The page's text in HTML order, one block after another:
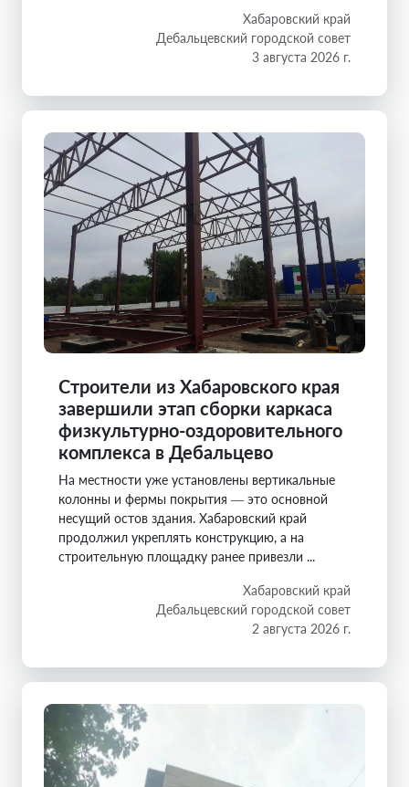
Хабаровский край
Дебальцевский городской совет
3 августа 2026 г.
Строители из Хабаровского края
завершили этап сборки каркаса
физкультурно-оздоровительного
комплекса в Дебальцево
На местности уже установлены вертикальные
колонны и фермы покрытия — это основной
несущий остов здания. Хабаровский край
продолжил укреплять конструкцию, а на
строительную площадку ранее привезли ...
Хабаровский край
Дебальцевский городской совет
2 августа 2026 г.